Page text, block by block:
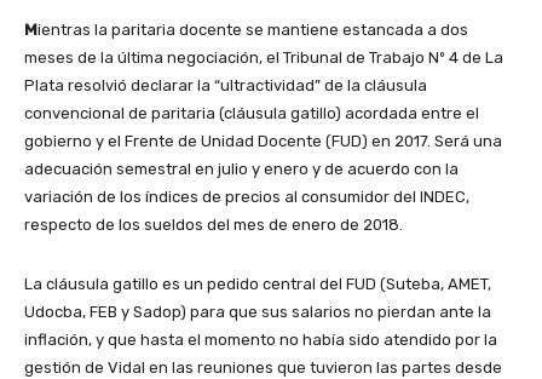
Mientras la paritaria docente se mantiene estancada a dos
meses de la última negociación, el Tribunal de Trabajo Nº 4 de La
Plata resolvió declarar la “ultractividad” de la cláusula
convencional de paritaria (cláusula gatillo) acordada entre el
gobierno y el Frente de Unidad Docente (FUD) en 2017. Será una
adecuación semestral en julio y enero y de acuerdo con la
variación de los índices de precios al consumidor del INDEC,
respecto de los sueldos del mes de enero de 2018.
La cláusula gatillo es un pedido central del FUD (Suteba, AMET,
Udocba, FEB y Sadop) para que sus salarios no pierdan ante la
inflación, y que hasta el momento no había sido atendido por la
gestión de Vidal en las reuniones que tuvieron las partes desde